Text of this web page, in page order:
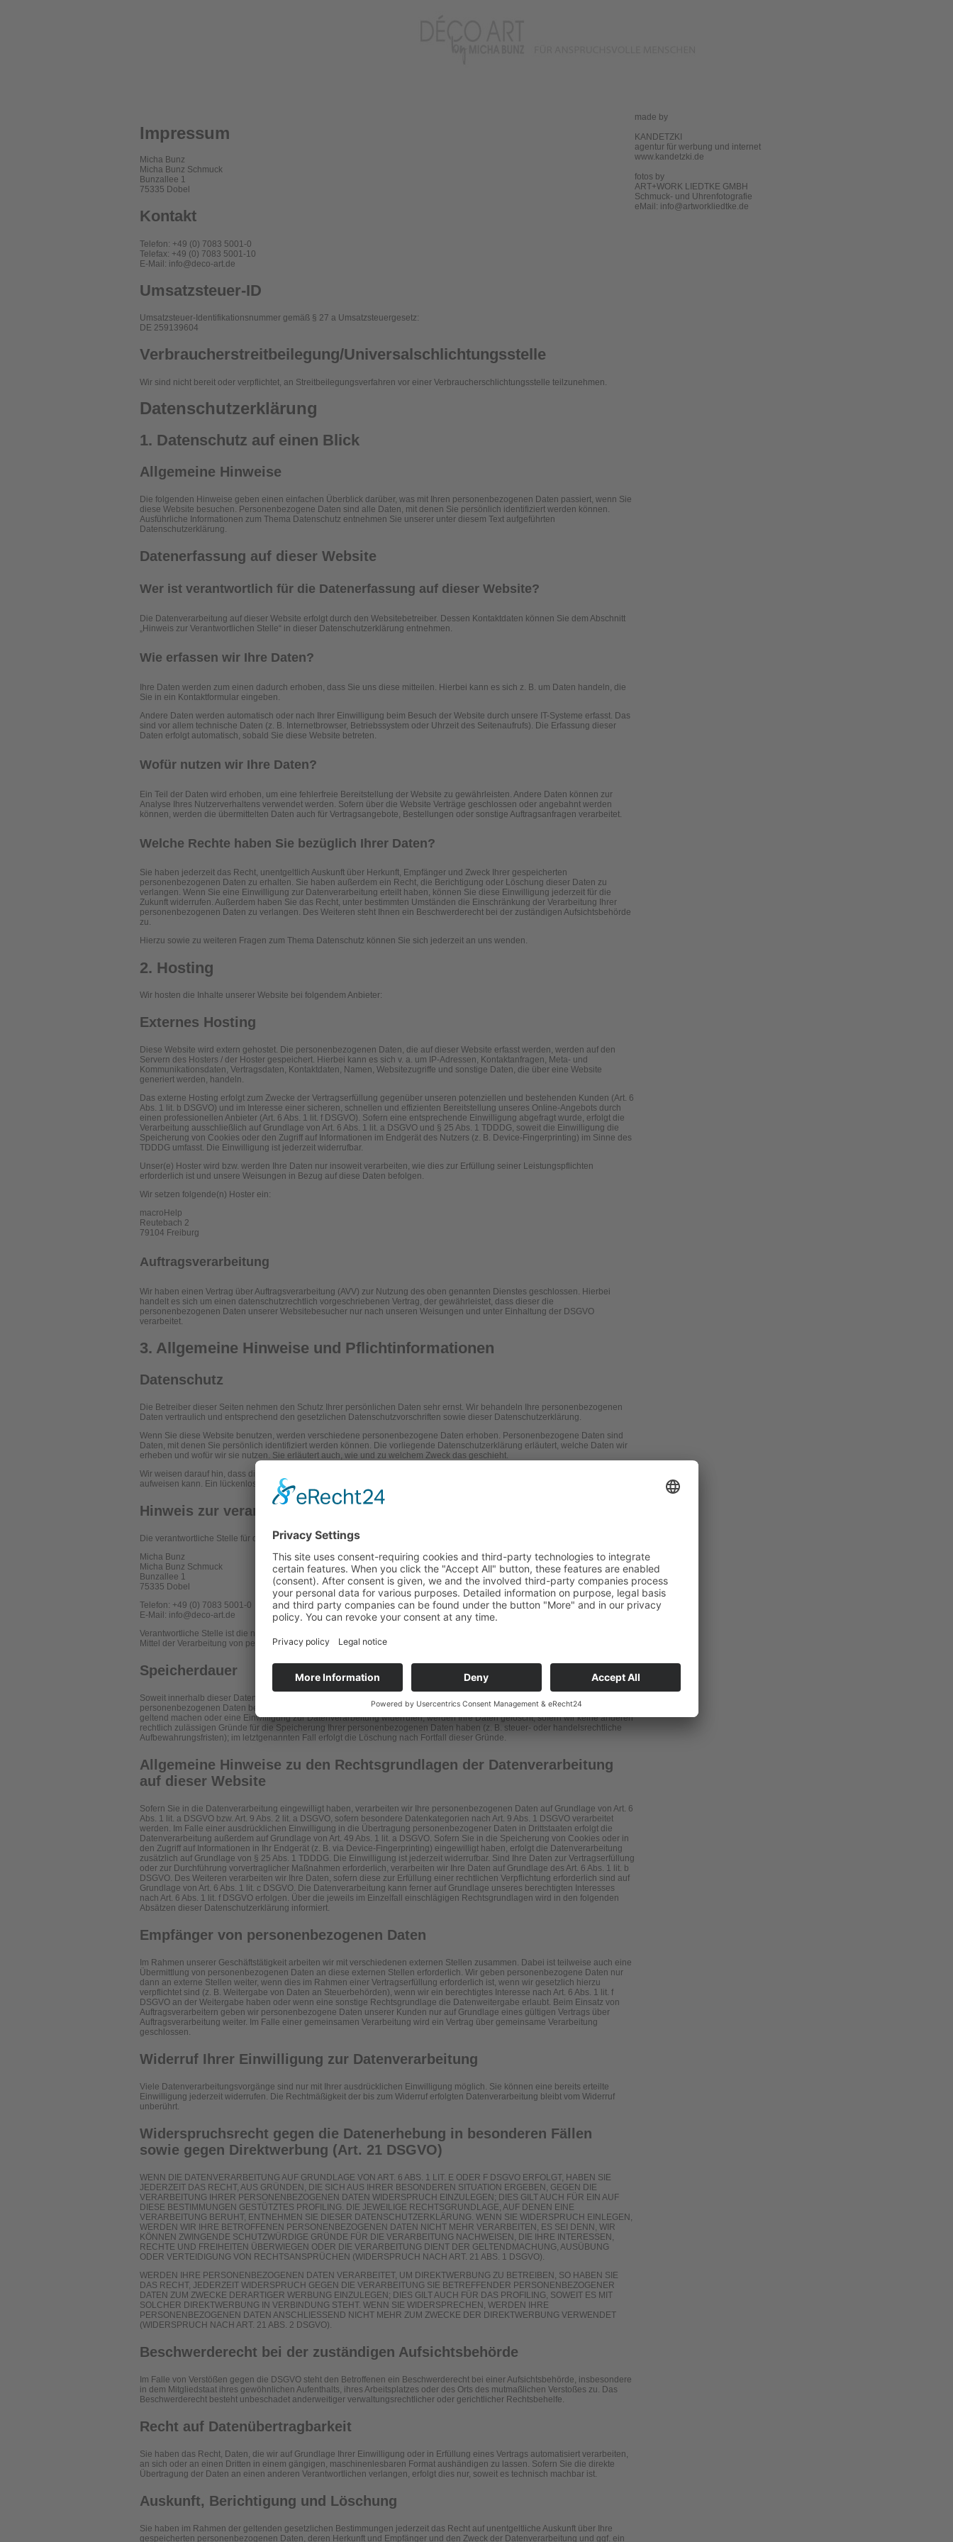
Impressum
Micha Bunz
Micha Bunz Schmuck
Bunzallee 1
75335 Dobel
Kontakt
Telefon: +49 (0) 7083 5001-0
Telefax: +49 (0) 7083 5001-10
E-Mail: info@deco-art.de
Umsatzsteuer-ID
Umsatzsteuer-Identifikationsnummer gemäß § 27 a Umsatzsteuergesetz:
DE 259139604
Verbraucher­streit­beilegung/Universal­schlichtungs­stelle
Wir sind nicht bereit oder verpflichtet, an Streitbeilegungsverfahren vor einer Verbraucherschlichtungsstelle teilzunehmen.
Datenschutz­erklärung
1. Datenschutz auf einen Blick
Allgemeine Hinweise
Die folgenden Hinweise geben einen einfachen Überblick darüber, was mit Ihren personenbezogenen Daten passiert, wenn Sie
diese Website besuchen. Personenbezogene Daten sind alle Daten, mit denen Sie persönlich identifiziert werden können.
Ausführliche Informationen zum Thema Datenschutz entnehmen Sie unserer unter diesem Text aufgeführten
Datenschutzerklärung.
Datenerfassung auf dieser Website
Wer ist verantwortlich für die Datenerfassung auf dieser Website?
Die Datenverarbeitung auf dieser Website erfolgt durch den Websitebetreiber. Dessen Kontaktdaten können Sie dem Abschnitt
„Hinweis zur Verantwortlichen Stelle“ in dieser Datenschutzerklärung entnehmen.
Wie erfassen wir Ihre Daten?
Ihre Daten werden zum einen dadurch erhoben, dass Sie uns diese mitteilen. Hierbei kann es sich z. B. um Daten handeln, die
Sie in ein Kontaktformular eingeben.
Andere Daten werden automatisch oder nach Ihrer Einwilligung beim Besuch der Website durch unsere IT-Systeme erfasst. Das
sind vor allem technische Daten (z. B. Internetbrowser, Betriebssystem oder Uhrzeit des Seitenaufrufs). Die Erfassung dieser
Daten erfolgt automatisch, sobald Sie diese Website betreten.
Wofür nutzen wir Ihre Daten?
Ein Teil der Daten wird erhoben, um eine fehlerfreie Bereitstellung der Website zu gewährleisten. Andere Daten können zur
Analyse Ihres Nutzerverhaltens verwendet werden. Sofern über die Website Verträge geschlossen oder angebahnt werden
können, werden die übermittelten Daten auch für Vertragsangebote, Bestellungen oder sonstige Auftragsanfragen verarbeitet.
Welche Rechte haben Sie bezüglich Ihrer Daten?
Sie haben jederzeit das Recht, unentgeltlich Auskunft über Herkunft, Empfänger und Zweck Ihrer gespeicherten
personenbezogenen Daten zu erhalten. Sie haben außerdem ein Recht, die Berichtigung oder Löschung dieser Daten zu
verlangen. Wenn Sie eine Einwilligung zur Datenverarbeitung erteilt haben, können Sie diese Einwilligung jederzeit für die
Zukunft widerrufen. Außerdem haben Sie das Recht, unter bestimmten Umständen die Einschränkung der Verarbeitung Ihrer
personenbezogenen Daten zu verlangen. Des Weiteren steht Ihnen ein Beschwerderecht bei der zuständigen Aufsichtsbehörde
zu.
Hierzu sowie zu weiteren Fragen zum Thema Datenschutz können Sie sich jederzeit an uns wenden.
2. Hosting
Wir hosten die Inhalte unserer Website bei folgendem Anbieter:
Externes Hosting
Diese Website wird extern gehostet. Die personenbezogenen Daten, die auf dieser Website erfasst werden, werden auf den
Servern des Hosters / der Hoster gespeichert. Hierbei kann es sich v. a. um IP-Adressen, Kontaktanfragen, Meta- und
Kommunikationsdaten, Vertragsdaten, Kontaktdaten, Namen, Websitezugriffe und sonstige Daten, die über eine Website
generiert werden, handeln.
Das externe Hosting erfolgt zum Zwecke der Vertragserfüllung gegenüber unseren potenziellen und bestehenden Kunden (Art. 6
Abs. 1 lit. b DSGVO) und im Interesse einer sicheren, schnellen und effizienten Bereitstellung unseres Online-Angebots durch
einen professionellen Anbieter (Art. 6 Abs. 1 lit. f DSGVO). Sofern eine entsprechende Einwilligung abgefragt wurde, erfolgt die
Verarbeitung ausschließlich auf Grundlage von Art. 6 Abs. 1 lit. a DSGVO und § 25 Abs. 1 TDDDG, soweit die Einwilligung die
Speicherung von Cookies oder den Zugriff auf Informationen im Endgerät des Nutzers (z. B. Device-Fingerprinting) im Sinne des
TDDDG umfasst. Die Einwilligung ist jederzeit widerrufbar.
Unser(e) Hoster wird bzw. werden Ihre Daten nur insoweit verarbeiten, wie dies zur Erfüllung seiner Leistungspflichten
erforderlich ist und unsere Weisungen in Bezug auf diese Daten befolgen.
Wir setzen folgende(n) Hoster ein:
macroHelp
Reutebach 2
79104 Freiburg
Auftragsverarbeitung
Wir haben einen Vertrag über Auftragsverarbeitung (AVV) zur Nutzung des oben genannten Dienstes geschlossen. Hierbei
handelt es sich um einen datenschutzrechtlich vorgeschriebenen Vertrag, der gewährleistet, dass dieser die
personenbezogenen Daten unserer Websitebesucher nur nach unseren Weisungen und unter Einhaltung der DSGVO
verarbeitet.
3. Allgemeine Hinweise und Pflicht­informationen
Datenschutz
Die Betreiber dieser Seiten nehmen den Schutz Ihrer persönlichen Daten sehr ernst. Wir behandeln Ihre personenbezogenen
Daten vertraulich und entsprechend den gesetzlichen Datenschutzvorschriften sowie dieser Datenschutzerklärung.
Wenn Sie diese Website benutzen, werden verschiedene personenbezogene Daten erhoben. Personenbezogene Daten sind
Daten, mit denen Sie persönlich identifiziert werden können. Die vorliegende Datenschutzerklärung erläutert, welche Daten wir
erheben und wofür wir sie nutzen. Sie erläutert auch, wie und zu welchem Zweck das geschieht.
Wir weisen darauf hin, dass die Datenübertragung im Internet (z. B. bei der Kommunikation per E-Mail) Sicherheitslücken
aufweisen kann. Ein lückenloser Schutz der Daten vor dem Zugriff durch Dritte ist nicht möglich.
Hinweis zur verantwortlichen Stelle
Die verantwortliche Stelle für die Datenverarbeitung auf dieser Website ist:
Micha Bunz
Micha Bunz Schmuck
Bunzallee 1
75335 Dobel
Telefon: +49 (0) 7083 5001-0
E-Mail: info@deco-art.de
Verantwortliche Stelle ist die natürliche oder juristische Person, die allein oder gemeinsam mit anderen über die Zwecke und
Mittel der Verarbeitung von personenbezogenen Daten (z. B. Namen, E-Mail-Adressen o. Ä.) entscheidet.
Speicherdauer
Soweit innerhalb dieser Datenschutzerklärung keine speziellere Speicherdauer genannt wurde, verbleiben Ihre
personenbezogenen Daten bei uns, bis der Zweck für die Datenverarbeitung entfällt. Wenn Sie ein berechtigtes Löschersuchen
geltend machen oder eine Einwilligung zur Datenverarbeitung widerrufen, werden Ihre Daten gelöscht, sofern wir keine anderen
rechtlich zulässigen Gründe für die Speicherung Ihrer personenbezogenen Daten haben (z. B. steuer- oder handelsrechtliche
Aufbewahrungsfristen); im letztgenannten Fall erfolgt die Löschung nach Fortfall dieser Gründe.
Allgemeine Hinweise zu den Rechtsgrundlagen der Datenverarbeitung
auf dieser Website
Sofern Sie in die Datenverarbeitung eingewilligt haben, verarbeiten wir Ihre personenbezogenen Daten auf Grundlage von Art. 6
Abs. 1 lit. a DSGVO bzw. Art. 9 Abs. 2 lit. a DSGVO, sofern besondere Datenkategorien nach Art. 9 Abs. 1 DSGVO verarbeitet
werden. Im Falle einer ausdrücklichen Einwilligung in die Übertragung personenbezogener Daten in Drittstaaten erfolgt die
Datenverarbeitung außerdem auf Grundlage von Art. 49 Abs. 1 lit. a DSGVO. Sofern Sie in die Speicherung von Cookies oder in
den Zugriff auf Informationen in Ihr Endgerät (z. B. via Device-Fingerprinting) eingewilligt haben, erfolgt die Datenverarbeitung
zusätzlich auf Grundlage von § 25 Abs. 1 TDDDG. Die Einwilligung ist jederzeit widerrufbar. Sind Ihre Daten zur Vertragserfüllung
oder zur Durchführung vorvertraglicher Maßnahmen erforderlich, verarbeiten wir Ihre Daten auf Grundlage des Art. 6 Abs. 1 lit. b
DSGVO. Des Weiteren verarbeiten wir Ihre Daten, sofern diese zur Erfüllung einer rechtlichen Verpflichtung erforderlich sind auf
Grundlage von Art. 6 Abs. 1 lit. c DSGVO. Die Datenverarbeitung kann ferner auf Grundlage unseres berechtigten Interesses
nach Art. 6 Abs. 1 lit. f DSGVO erfolgen. Über die jeweils im Einzelfall einschlägigen Rechtsgrundlagen wird in den folgenden
Absätzen dieser Datenschutzerklärung informiert.
Empfänger von personenbezogenen Daten
Im Rahmen unserer Geschäftstätigkeit arbeiten wir mit verschiedenen externen Stellen zusammen. Dabei ist teilweise auch eine
Übermittlung von personenbezogenen Daten an diese externen Stellen erforderlich. Wir geben personenbezogene Daten nur
dann an externe Stellen weiter, wenn dies im Rahmen einer Vertragserfüllung erforderlich ist, wenn wir gesetzlich hierzu
verpflichtet sind (z. B. Weitergabe von Daten an Steuerbehörden), wenn wir ein berechtigtes Interesse nach Art. 6 Abs. 1 lit. f
DSGVO an der Weitergabe haben oder wenn eine sonstige Rechtsgrundlage die Datenweitergabe erlaubt. Beim Einsatz von
Auftragsverarbeitern geben wir personenbezogene Daten unserer Kunden nur auf Grundlage eines gültigen Vertrags über
Auftragsverarbeitung weiter. Im Falle einer gemeinsamen Verarbeitung wird ein Vertrag über gemeinsame Verarbeitung
geschlossen.
Widerruf Ihrer Einwilligung zur Datenverarbeitung
Viele Datenverarbeitungsvorgänge sind nur mit Ihrer ausdrücklichen Einwilligung möglich. Sie können eine bereits erteilte
Einwilligung jederzeit widerrufen. Die Rechtmäßigkeit der bis zum Widerruf erfolgten Datenverarbeitung bleibt vom Widerruf
unberührt.
Widerspruchsrecht gegen die Datenerhebung in besonderen Fällen
sowie gegen Direktwerbung (Art. 21 DSGVO)
WENN DIE DATENVERARBEITUNG AUF GRUNDLAGE VON ART. 6 ABS. 1 LIT. E ODER F DSGVO ERFOLGT, HABEN SIE
JEDERZEIT DAS RECHT, AUS GRÜNDEN, DIE SICH AUS IHRER BESONDEREN SITUATION ERGEBEN, GEGEN DIE
VERARBEITUNG IHRER PERSONENBEZOGENEN DATEN WIDERSPRUCH EINZULEGEN; DIES GILT AUCH FÜR EIN AUF
DIESE BESTIMMUNGEN GESTÜTZTES PROFILING. DIE JEWEILIGE RECHTSGRUNDLAGE, AUF DENEN EINE
VERARBEITUNG BERUHT, ENTNEHMEN SIE DIESER DATENSCHUTZERKLÄRUNG. WENN SIE WIDERSPRUCH EINLEGEN,
WERDEN WIR IHRE BETROFFENEN PERSONENBEZOGENEN DATEN NICHT MEHR VERARBEITEN, ES SEI DENN, WIR
KÖNNEN ZWINGENDE SCHUTZWÜRDIGE GRÜNDE FÜR DIE VERARBEITUNG NACHWEISEN, DIE IHRE INTERESSEN,
RECHTE UND FREIHEITEN ÜBERWIEGEN ODER DIE VERARBEITUNG DIENT DER GELTENDMACHUNG, AUSÜBUNG
ODER VERTEIDIGUNG VON RECHTSANSPRÜCHEN (WIDERSPRUCH NACH ART. 21 ABS. 1 DSGVO).
WERDEN IHRE PERSONENBEZOGENEN DATEN VERARBEITET, UM DIREKTWERBUNG ZU BETREIBEN, SO HABEN SIE
DAS RECHT, JEDERZEIT WIDERSPRUCH GEGEN DIE VERARBEITUNG SIE BETREFFENDER PERSONENBEZOGENER
DATEN ZUM ZWECKE DERARTIGER WERBUNG EINZULEGEN; DIES GILT AUCH FÜR DAS PROFILING, SOWEIT ES MIT
SOLCHER DIREKTWERBUNG IN VERBINDUNG STEHT. WENN SIE WIDERSPRECHEN, WERDEN IHRE
PERSONENBEZOGENEN DATEN ANSCHLIESSEND NICHT MEHR ZUM ZWECKE DER DIREKTWERBUNG VERWENDET
(WIDERSPRUCH NACH ART. 21 ABS. 2 DSGVO).
Beschwerde­recht bei der zuständigen Aufsichts­behörde
Im Falle von Verstößen gegen die DSGVO steht den Betroffenen ein Beschwerderecht bei einer Aufsichtsbehörde, insbesondere
in dem Mitgliedstaat ihres gewöhnlichen Aufenthalts, ihres Arbeitsplatzes oder des Orts des mutmaßlichen Verstoßes zu. Das
Beschwerderecht besteht unbeschadet anderweitiger verwaltungsrechtlicher oder gerichtlicher Rechtsbehelfe.
Recht auf Daten­übertrag­barkeit
Sie haben das Recht, Daten, die wir auf Grundlage Ihrer Einwilligung oder in Erfüllung eines Vertrags automatisiert verarbeiten,
an sich oder an einen Dritten in einem gängigen, maschinenlesbaren Format aushändigen zu lassen. Sofern Sie die direkte
Übertragung der Daten an einen anderen Verantwortlichen verlangen, erfolgt dies nur, soweit es technisch machbar ist.
Auskunft, Berichtigung und Löschung
Sie haben im Rahmen der geltenden gesetzlichen Bestimmungen jederzeit das Recht auf unentgeltliche Auskunft über Ihre
gespeicherten personenbezogenen Daten, deren Herkunft und Empfänger und den Zweck der Datenverarbeitung und ggf. ein
made by
KANDETZKI
agentur für werbung und internet
www.kandetzki.de
fotos by
ART+WORK LIEDTKE GMBH
Schmuck- und Uhrenfotografie
eMail: info@artworkliedtke.de